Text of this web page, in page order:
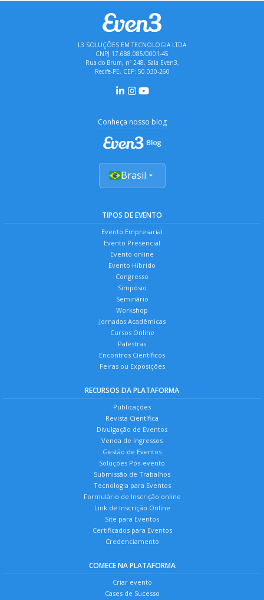
L3 SOLUÇÕES EM TECNOLOGIA LTDA
CNPJ 17.688.085/0001-45
Rua do Brum, nº 248, Sala Even3,
Recife-PE, CEP: 50.030-260
Conheça nosso blog
Brasil
TIPOS DE EVENTO
Evento Empresarial
Evento Presencial
Evento online
Evento Híbrido
Congresso
Simpósio
Seminário
Workshop
Jornadas Acadêmicas
Cursos Online
Palestras
Encontros Científicos
Feiras ou Exposições
RECURSOS DA PLATAFORMA
Publicações
Revista Científica
Divulgação de Eventos
Venda de Ingressos
Gestão de Eventos
Soluções Pós-evento
Submissão de Trabalhos
Tecnologia para Eventos
Formulário de Inscrição online
Link de Inscrição Online
Site para Eventos
Certificados para Eventos
Credenciamento
COMECE NA PLATAFORMA
Criar evento
Cases de Sucesso